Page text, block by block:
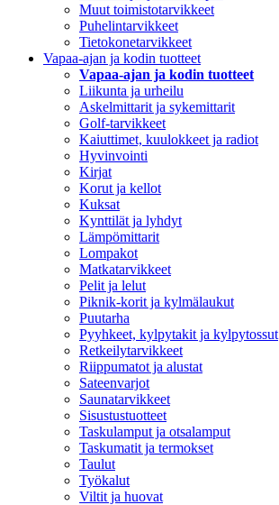
Muut toimistotarvikkeet
Puhelintarvikkeet
Tietokonetarvikkeet
Vapaa-ajan ja kodin tuotteet
Vapaa-ajan ja kodin tuotteet
Liikunta ja urheilu
Askelmittarit ja sykemittarit
Golf-tarvikkeet
Kaiuttimet, kuulokkeet ja radiot
Hyvinvointi
Kirjat
Korut ja kellot
Kuksat
Kynttilät ja lyhdyt
Lämpömittarit
Lompakot
Matkatarvikkeet
Pelit ja lelut
Piknik-korit ja kylmälaukut
Puutarha
Pyyhkeet, kylpytakit ja kylpytossut
Retkeilytarvikkeet
Riippumatot ja alustat
Sateenvarjot
Saunatarvikkeet
Sisustustuotteet
Taskulamput ja otsalamput
Taskumatit ja termokset
Taulut
Työkalut
Viltit ja huovat